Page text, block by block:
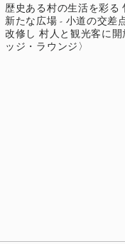
歴史ある村の生活を彩る
新たな広場 - 小道の交差
改修し 村人と観光客に
ッジ・ラウンジ〉